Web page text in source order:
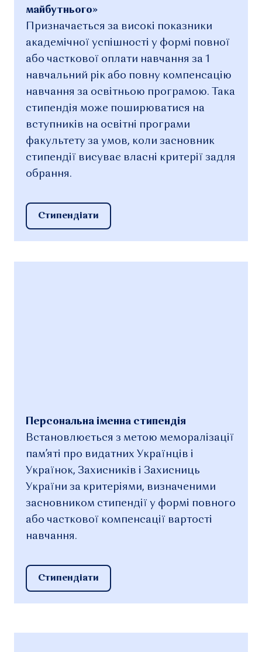
майбутнього»
Призначається за високі показники
академічної успішності у формі повної
або часткової оплати навчання за 1
навчальний рік або повну компенсацію
навчання за освітньою програмою. Така
стипендія може поширюватися на
вступників на освітні програми
факультету за умов, коли засновник
стипендії висуває власні критерії задля
обрання.
Стипендіати
Персональна іменна стипендія
Встановлюється з метою меморалізації
пам’яті про видатних Українців і
Українок, Захисників і Захисниць
України за критеріями, визначеними
засновником стипендії у формі повного
або часткової компенсації вартості
навчання.
Стипендіати